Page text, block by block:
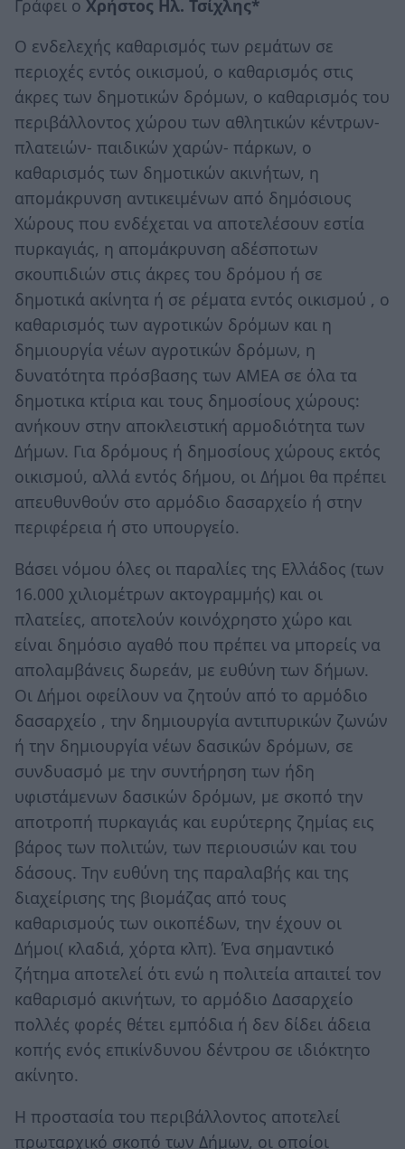
Γράφει ο Χρήστος Ηλ. Τσίχλης*
Ο ενδελεχής καθαρισμός των ρεμάτων σε
περιοχές εντός οικισμού, ο καθαρισμός στις
άκρες των δημοτικών δρόμων, ο καθαρισμός του
περιβάλλοντος χώρου των αθλητικών κέντρων-
πλατειών- παιδικών χαρών- πάρκων, ο
καθαρισμός των δημοτικών ακινήτων, η
απομάκρυνση αντικειμένων από δημόσιους
Χώρους που ενδέχεται να αποτελέσουν εστία
πυρκαγιάς, η απομάκρυνση αδέσποτων
σκουπιδιών στις άκρες του δρόμου ή σε
δημοτικά ακίνητα ή σε ρέματα εντός οικισμού , ο
καθαρισμός των αγροτικών δρόμων και η
δημιουργία νέων αγροτικών δρόμων, η
δυνατότητα πρόσβασης των ΑΜΕΑ σε όλα τα
δημοτικα κτίρια και τους δημοσίους χώρους:
ανήκουν στην αποκλειστική αρμοδιότητα των
Δήμων. Για δρόμους ή δημοσίους χώρους εκτός
οικισμού, αλλά εντός δήμου, οι Δήμοι θα πρέπει
απευθυνθούν στο αρμόδιο δασαρχείο ή στην
περιφέρεια ή στο υπουργείο.
Βάσει νόμου όλες οι παραλίες της Ελλάδος (των
16.000 χιλιομέτρων ακτογραμμής) και οι
πλατείες, αποτελούν κοινόχρηστο χώρο και
είναι δημόσιο αγαθό που πρέπει να μπορείς να
απολαμβάνεις δωρεάν, με ευθύνη των δήμων.
Οι Δήμοι οφείλουν να ζητούν από το αρμόδιο
δασαρχείο , την δημιουργία αντιπυρικών ζωνών
ή την δημιουργία νέων δασικών δρόμων, σε
συνδυασμό με την συντήρηση των ήδη
υφιστάμενων δασικών δρόμων, με σκοπό την
αποτροπή πυρκαγιάς και ευρύτερης ζημίας εις
βάρος των πολιτών, των περιουσιών και του
δάσους. Την ευθύνη της παραλαβής και της
διαχείρισης της βιομάζας από τους
καθαρισμούς των οικοπέδων, την έχουν οι
Δήμοι( κλαδιά, χόρτα κλπ). Ένα σημαντικό
ζήτημα αποτελεί ότι ενώ η πολιτεία απαιτεί τον
καθαρισμό ακινήτων, το αρμόδιο Δασαρχείο
πολλές φορές θέτει εμπόδια ή δεν δίδει άδεια
κοπής ενός επικίνδυνου δέντρου σε ιδιόκτητο
ακίνητο.
Η προστασία του περιβάλλοντος αποτελεί
πρωταρχικό σκοπό των Δήµων, οι οποίοι